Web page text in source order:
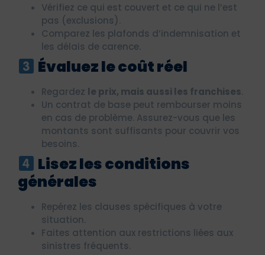
Vérifiez ce qui est couvert et ce qui ne l’est
pas (exclusions).
Comparez les plafonds d’indemnisation et
les délais de carence.
Évaluez le coût réel
Regardez le prix, mais aussi les franchises.
Un contrat de base peut rembourser moins
en cas de problème. Assurez-vous que les
montants sont suffisants pour couvrir vos
besoins.
Lisez les conditions
générales
Repérez les clauses spécifiques à votre
situation.
Faites attention aux restrictions liées aux
sinistres fréquents.